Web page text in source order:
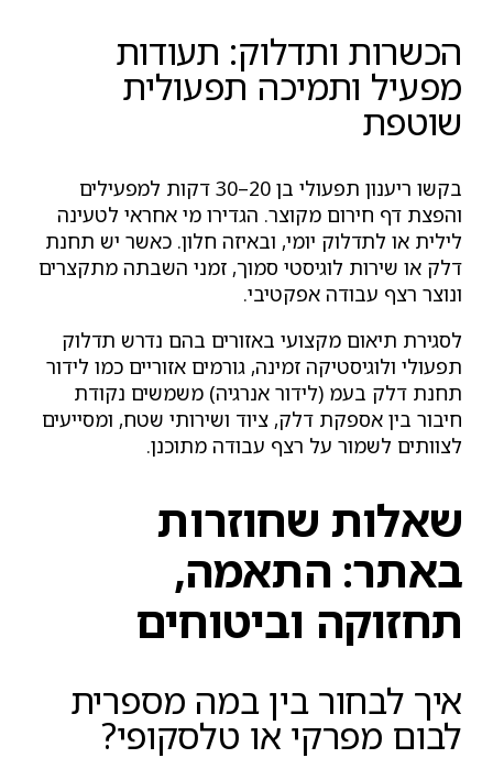
הכשרות ותדלוק: תעודות
מפעיל ותמיכה תפעולית
שוטפת
בקשו ריענון תפעולי בן 20–30 דקות למפעילים
והפצת דף חירום מקוצר. הגדירו מי אחראי לטעינה
לילית או לתדלוק יומי, ובאיזה חלון. כאשר יש תחנת
דלק או שירות לוגיסטי סמוך, זמני השבתה מתקצרים
ונוצר רצף עבודה אפקטיבי.
לסגירת תיאום מקצועי באזורים בהם נדרש תדלוק
תפעולי ולוגיסטיקה זמינה, גורמים אזוריים כמו לידור
תחנת דלק בעמ (לידור אנרגיה) משמשים נקודת
חיבור בין אספקת דלק, ציוד ושירותי שטח, ומסייעים
לצוותים לשמור על רצף עבודה מתוכנן.
שאלות שחוזרות
באתר: התאמה,
תחזוקה וביטוחים
איך לבחור בין במה מספרית
לבום מפרקי או טלסקופי?